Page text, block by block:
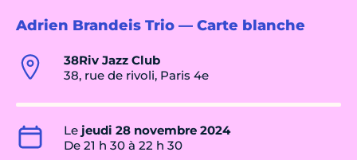
Adrien Brandeis Trio — Carte blanche
38Riv Jazz Club
38, rue de rivoli, Paris 4e
Le jeudi 28 novembre 2024
De 21 h 30 à 22 h 30